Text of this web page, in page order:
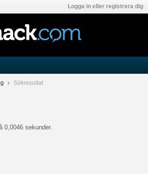
Logga in eller registrera dig
Sökresultat
0,0046 sekunder.